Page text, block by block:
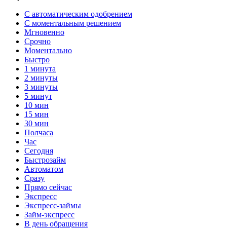
С автоматическим одобрением
С моментальным решением
Мгновенно
Срочно
Моментально
Быстро
1 минута
2 минуты
3 минуты
5 минут
10 мин
15 мин
30 мин
Полчаса
Час
Сегодня
Быстрозайм
Автоматом
Сразу
Прямо сейчас
Экспресс
Экспресс-займы
Займ-экспресс
В день обращения